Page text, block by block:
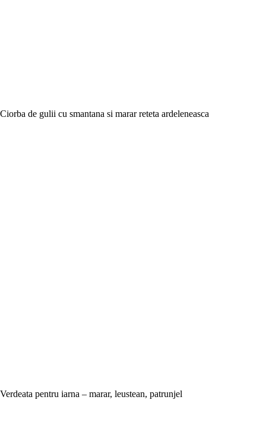
Ciorba de gulii cu smantana si marar reteta ardeleneasca
Verdeata pentru iarna – marar, leustean, patrunjel